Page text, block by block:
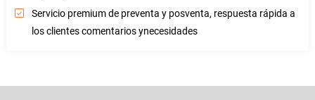
Servicio premium de preventa y posventa, respuesta rápida a
los clientes comentarios ynecesidades